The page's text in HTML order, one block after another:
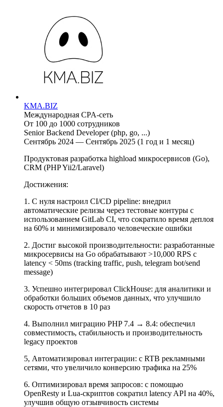
KMA.BIZ
Международная CPA-сеть
От 100 до 1000 сотрудников
Senior Backend Developer (php, go, ...)
Сентябрь 2024 — Сентябрь 2025 (1 год и 1 месяц)
Продуктовая разработка highload микросервисов (Go),
CRM (PHP Yii2/Laravel)
Достижения:
1. С нуля настроил CI/CD pipeline: внедрил
автоматические релизы через тестовые контуры с
использованием GitLab CI, что сократило время деплоя
на 60% и минимизировало человеческие ошибки
2. Достиг высокой производительности: разработанные
микросервисы на Go обрабатывают >10,000 RPS с
latency < 50ms (tracking traffic, push, telegram bot/send
message)
3. Успешно интегрировал ClickHouse: для аналитики и
обработки больших объемов данных, что улучшило
скорость отчетов в 10 раз
4. Выполнил миграцию PHP 7.4 → 8.4: обеспечил
совместимость, стабильность и производительность
legacy проектов
5, Автоматизировал интеграции: с RTB рекламными
сетями, что увеличило конверсию трафика на 25%
6. Оптимизировал время запросов: с помощью
OpenResty и Lua-скриптов сократил latency API на 40%,
улучшив общую отзывчивость системы